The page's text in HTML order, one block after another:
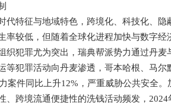
特征与地域特色，跨境化、科技化、隐
率较低，但随着全球化进程加快与数字经
织犯罪尤为突出，瑞典帮派势力通过丹麦
等犯罪活动向丹麦渗透，哥本哈根、马尔
案件同比上升12%，严重威胁公共安全。
、跨境流通便捷性的洗钱活动频发，